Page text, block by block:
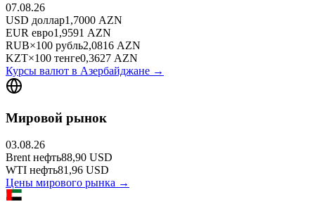
07.08.26
USD доллар1,7000 AZN
EUR евро1,9591 AZN
RUB×100 рубль2,0816 AZN
KZT×100 тенге0,3627 AZN
Курсы валют в Азербайджане →
Мировой рынок
03.08.26
Brent нефть88,90 USD
WTI нефть81,96 USD
Цены мирового рынка →